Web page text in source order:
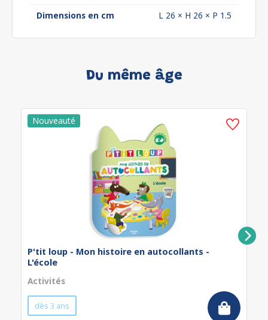
Dimensions en cm
L 26 × H 26 × P 1.5
Du même âge
P'tit loup - Mon histoire en autocollants -
L'école
Activités
dès 3 ans